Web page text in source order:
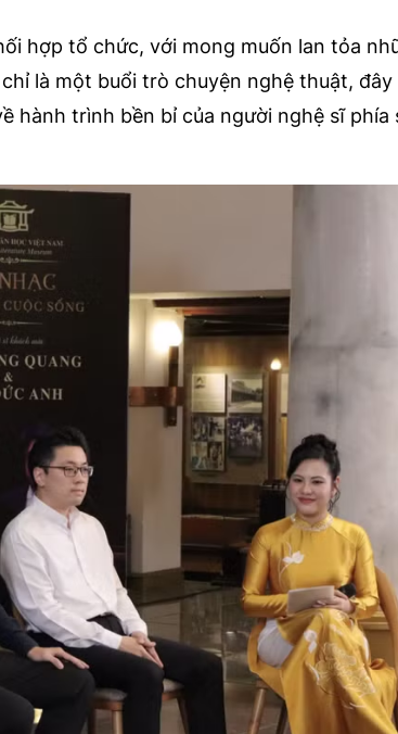
hợp tổ chức, với mong muốn lan tỏa
là một buổi trò chuyện nghệ thuật, đây
hành trình bền bỉ của người nghệ sĩ phía